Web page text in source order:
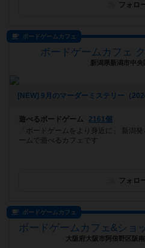
フォロ
ボードゲームカフェ
ボードゲームカフェ
新潟県新潟市中央
[NEW] 9月のマーダーミステリー（
遊べるボードゲーム
2161個
「ボードゲームをより身近に」 新潟
ームで遊べるカフェです
フォロ
ボードゲームカフェ
大阪府大阪市阿倍野区阪